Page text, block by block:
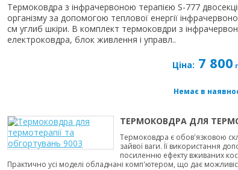
Термоковдра з інфрачервоною терапією S-777
організму за допомогою теплової енергії
см углиб шкіри. В комплект термоковдри з
електроковдра, блок живлення і управл..
Ціна: 7 800
Немає в
ТЕРМОКОВДРА ДЛЯ
Термоковдра є обов'язковою
зайвої ваги. Її використання
посиленню ефекту вживаних
Практично усі моделі обладнані комп'ютером, що дає